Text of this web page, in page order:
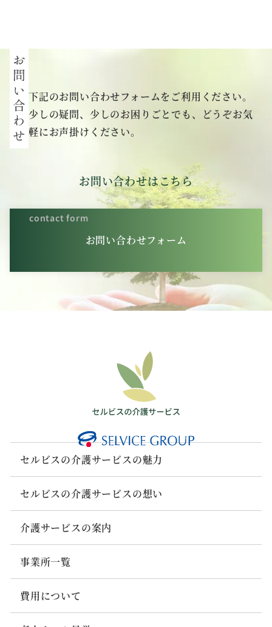
下記のお問い合わせフォームをご利用ください。
少しの疑問、少しのお困りごとでも、どうぞお気
軽にお声掛けください。
お問い合わせはこちら
contact form
お問い合わせフォーム
セルビスの介護サービスの魅力
セルビスの介護サービスの想い
介護サービスの案内
事業所一覧
費用について